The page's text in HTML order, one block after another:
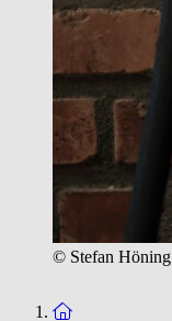
© Stefan Höning
Zur Startseite